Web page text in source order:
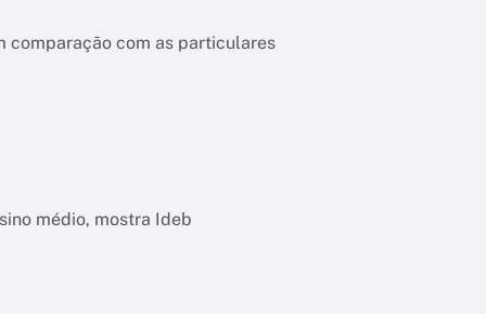
comparação com as particulares
médio, mostra Ideb